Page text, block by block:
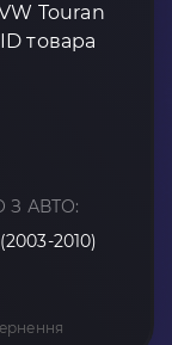
Touran
товара
З АВТО:
2010)